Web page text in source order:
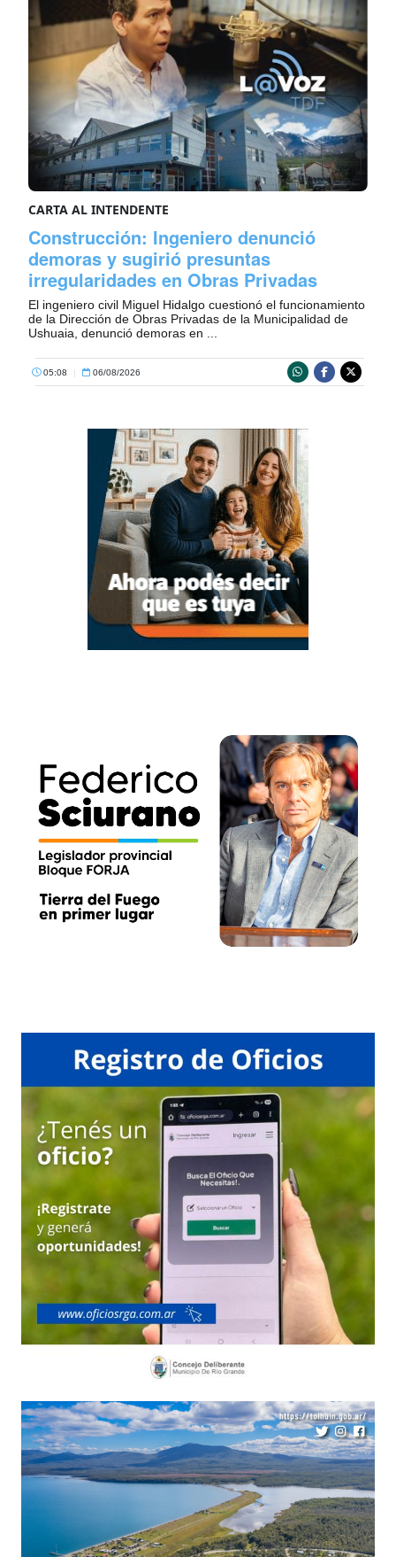
CARTA AL INTENDENTE
Construcción: Ingeniero denunció
demoras y sugirió presuntas
irregularidades en Obras Privadas
El ingeniero civil Miguel Hidalgo cuestionó el funcionamiento
de la Dirección de Obras Privadas de la Municipalidad de
Ushuaia, denunció demoras en ...
05:08 | 06/08/2026